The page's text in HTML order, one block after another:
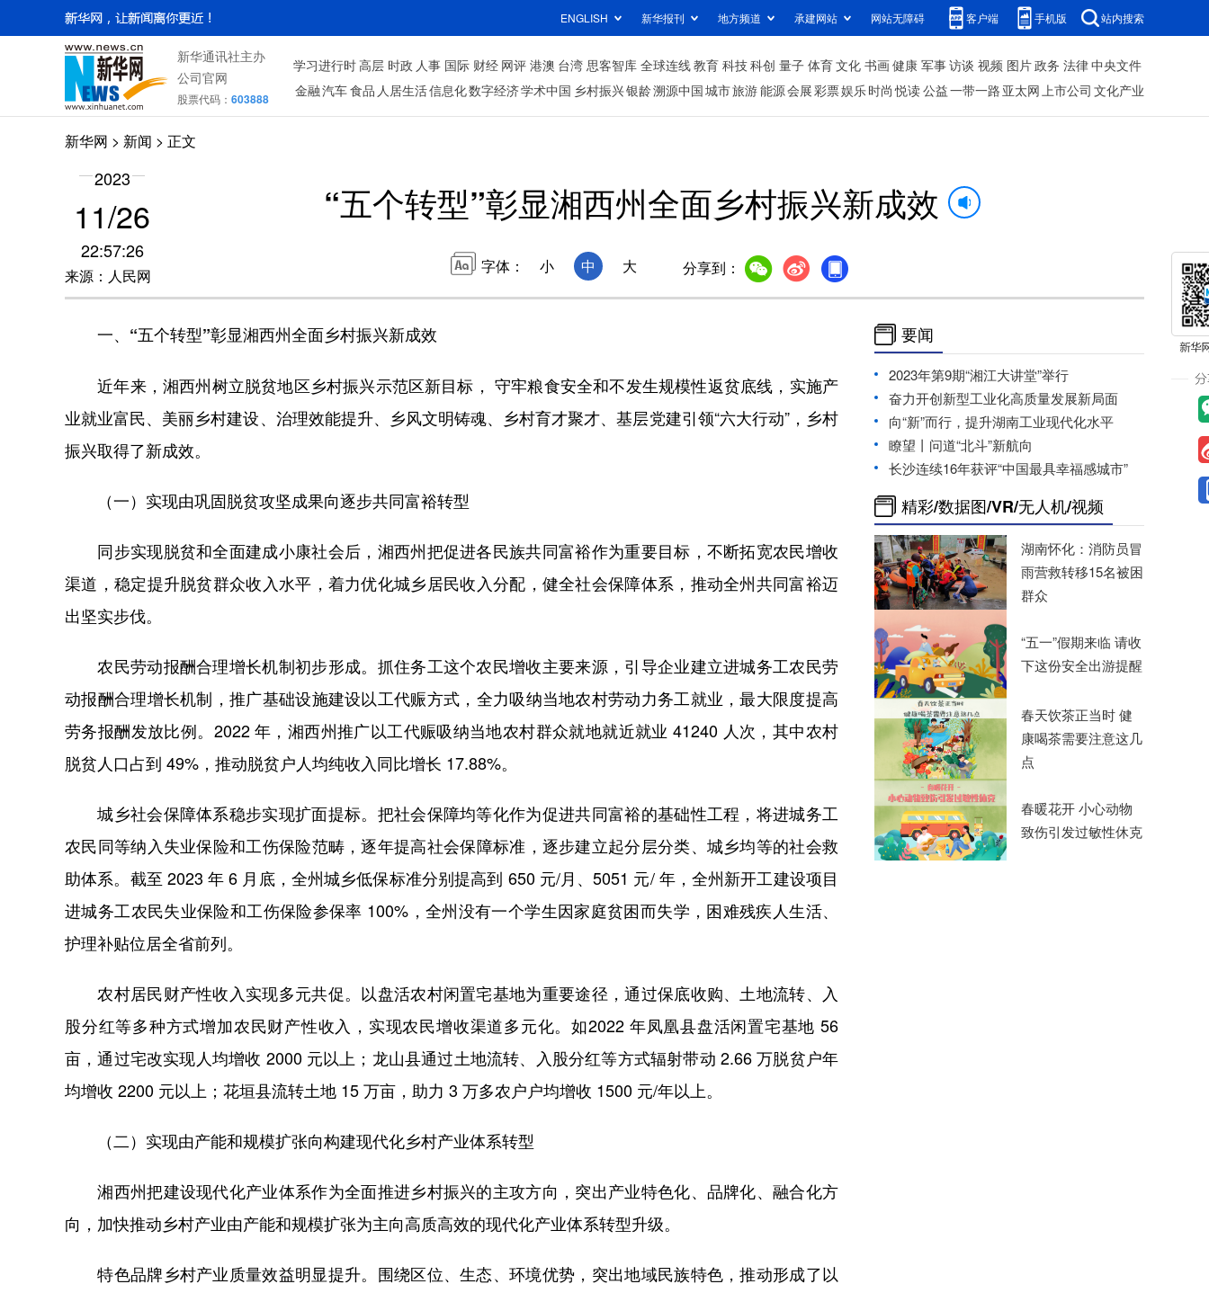
ENGLISH 新华报刊 地方频道 承建网站 网站无障碍 客户端 手机版 站内搜索
新华通讯社主办
公司官网
股票代码： 603888
学习进行时高层 时政 人事 国际 财经 网评 港澳 台湾 思客智库 全球连线教育 科技科创 量子 体育文化 书画健康 军事访谈 视频 图片政务 法律中央文件
金融汽车食品 人居生活信息化数字经济学术中国 乡村振兴银龄溯源中国城市旅游能源会展彩票娱乐时尚 悦读公益一带一路 亚太网上市公司 文化产业
新华网 > 新闻 > 正文
2023
11/26
22:57:26
来源：人民网
“五个转型”彰显湘西州全面乡村振兴新成效
字体： 小 中 大 分享到：
一、“五个转型”彰显湘西州全面乡村振兴新成效
近年来，湘西州树立脱贫地区乡村振兴示范区新目标， 守牢粮食安全和不发生规模性返贫底线，实施产
业就业富民、美丽乡村建设、治理效能提升、乡风文明铸魂、乡村育才聚才、基层党建引领“六大行动”，乡村
振兴取得了新成效。
（一）实现由巩固脱贫攻坚成果向逐步共同富裕转型
同步实现脱贫和全面建成小康社会后，湘西州把促进各民族共同富裕作为重要目标，不断拓宽农民增收
渠道，稳定提升脱贫群众收入水平，着力优化城乡居民收入分配，健全社会保障体系，推动全州共同富裕迈
出坚实步伐。
农民劳动报酬合理增长机制初步形成。抓住务工这个农民增收主要来源，引导企业建立进城务工农民劳
动报酬合理增长机制，推广基础设施建设以工代赈方式，全力吸纳当地农村劳动力务工就业，最大限度提高
劳务报酬发放比例。2022 年，湘西州推广以工代赈吸纳当地农村群众就地就近就业 41240 人次，其中农村
脱贫人口占到 49%，推动脱贫户人均纯收入同比增长 17.88%。
城乡社会保障体系稳步实现扩面提标。把社会保障均等化作为促进共同富裕的基础性工程，将进城务工
农民同等纳入失业保险和工伤保险范畴，逐年提高社会保障标准，逐步建立起分层分类、城乡均等的社会救
助体系。截至 2023 年 6 月底，全州城乡低保标准分别提高到 650 元/月、5051 元/ 年，全州新开工建设项目
进城务工农民失业保险和工伤保险参保率 100%，全州没有一个学生因家庭贫困而失学，困难残疾人生活、
护理补贴位居全省前列。
农村居民财产性收入实现多元共促。以盘活农村闲置宅基地为重要途径，通过保底收购、土地流转、入
股分红等多种方式增加农民财产性收入，实现农民增收渠道多元化。如2022 年凤凰县盘活闲置宅基地 56
亩，通过宅改实现人均增收 2000 元以上；龙山县通过土地流转、入股分红等方式辐射带动 2.66 万脱贫户年
均增收 2200 元以上；花垣县流转土地 15 万亩，助力 3 万多农户户均增收 1500 元/年以上。
（二）实现由产能和规模扩张向构建现代化乡村产业体系转型
湘西州把建设现代化产业体系作为全面推进乡村振兴的主攻方向，突出产业特色化、品牌化、融合化方
向，加快推动乡村产业由产能和规模扩张为主向高质高效的现代化产业体系转型升级。
特色品牌乡村产业质量效益明显提升。围绕区位、生态、环境优势，突出地域民族特色，推动形成了以
要闻
2023年第9期“湘江大讲堂”举行
奋力开创新型工业化高质量发展新局面
向“新”而行，提升湖南工业现代化水平
瞭望丨问道“北斗”新航向
长沙连续16年获评“中国最具幸福感城市”
精彩/数据图/VR/无人机/视频
湖南怀化：消防员冒
雨营救转移15名被困
群众
“五一”假期来临 请收
下这份安全出游提醒
春天饮茶正当时 健
康喝茶需要注意这几
点
春暖花开 小心动物
致伤引发过敏性休克